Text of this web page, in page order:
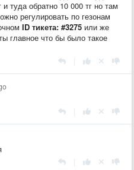
туда обратно 10 000 тг но там
регулировать по гезонам
ID тикета: #3275 или же
главное что бы было такое